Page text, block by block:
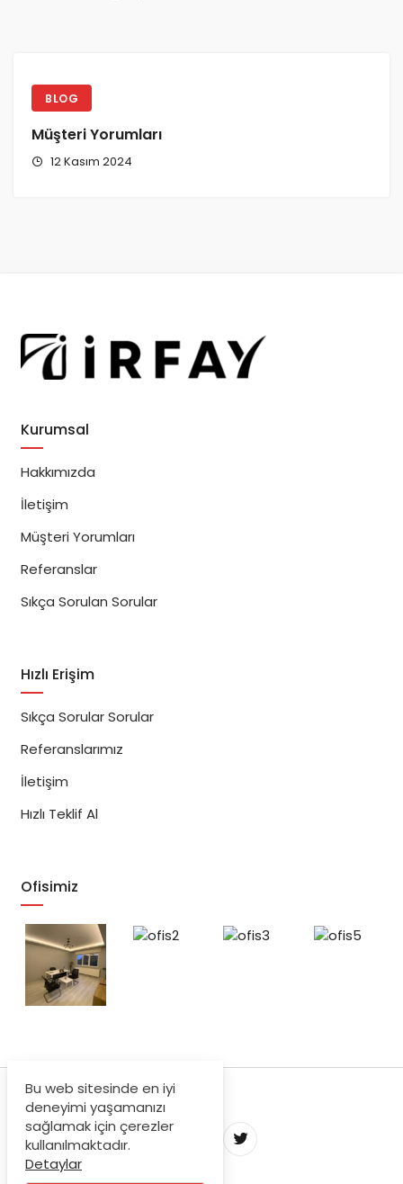
BLOG
Müşteri Yorumları
12 Kasım 2024
Kurumsal
Hakkımızda
İletişim
Müşteri Yorumları
Referanslar
Sıkça Sorulan Sorular
Hızlı Erişim
Sıkça Sorular Sorular
Referanslarımız
İletişim
Hızlı Teklif Al
Ofisimiz
Bu web sitesinde en iyi
deneyimi yaşamanızı
sağlamak için çerezler
kullanılmaktadır.
Detaylar